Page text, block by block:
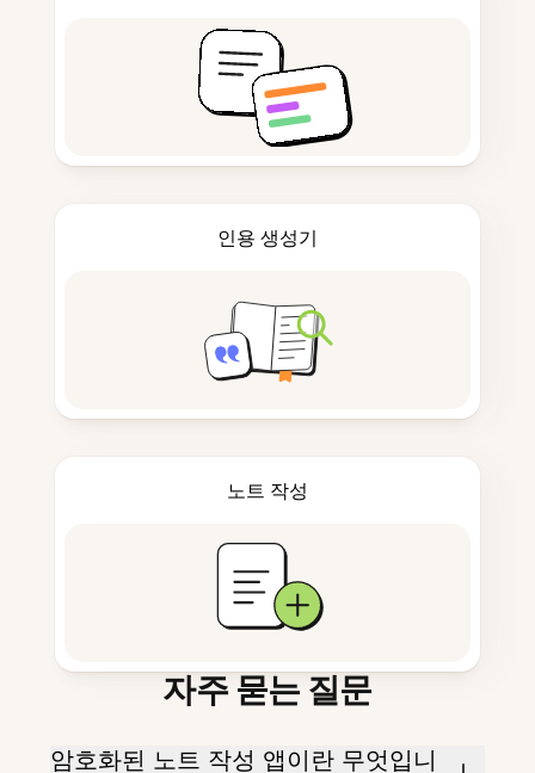
인용 생성기
노트 작성
자주 묻는 질문
암호화된 노트 작성 앱이란 무엇입니